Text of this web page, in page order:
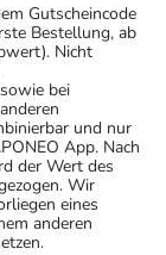
Gutscheincode
Bestellung, ab
Nicht
bei
und nur
App. Nach
der Wert des
Wir
eines
anderen